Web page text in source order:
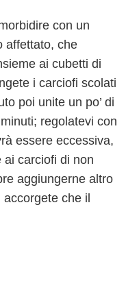
con un
affettato, che
ai cubetti di
i carciofi scolati
poi unite un po’ di
regolatevi con
essere eccessiva,
ai carciofi di non
aggiungerne altro
che il